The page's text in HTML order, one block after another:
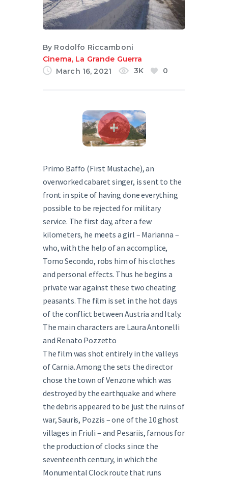
English
By Rodolfo Riccamboni
Cinema, La Grande Guerra
March 16, 2021
3K 0
Primo Baffo (First Mustache), an
overworked cabaret singer, is sent to the
front in spite of having done everything
possible to be rejected for military
service. The first day, after a few
kilometers, he meets a girl – Marianna –
who, with the help of an accomplice,
Tomo Secondo, robs him of his clothes
and personal effects. Thus he begins a
private war against these two cheating
peasants. The film is set in the hot days
of the conflict between Austria and Italy.
The main characters are Laura Antonelli
and Renato Pozzetto
The film was shot entirely in the valleys
of Carnia. Among the sets the director
chose the town of Venzone which was
destroyed by the earthquake and where
the debris appeared to be just the ruins of
war, Sauris, Pozzis – one of the 10 ghost
villages in Friuli – and Pesariis, famous for
the production of clocks since the
seventeenth century, in which the
Monumental Clock route that runs